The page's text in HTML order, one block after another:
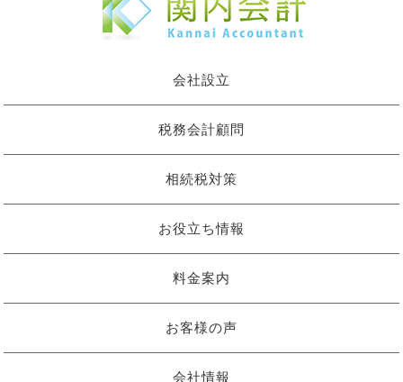
会社設立
税務会計顧問
相続税対策
お役立ち情報
料金案内
お客様の声
会社情報